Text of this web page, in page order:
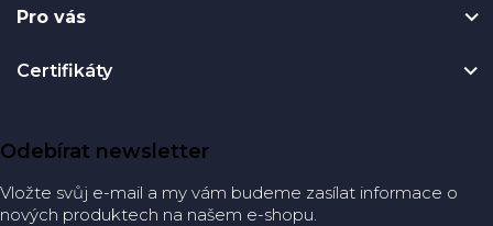
Pro vás
Certifikáty
Odebírat newsletter
Vložte svůj e-mail a my vám budeme zasílat informace o
nových produktech na našem e-shopu.